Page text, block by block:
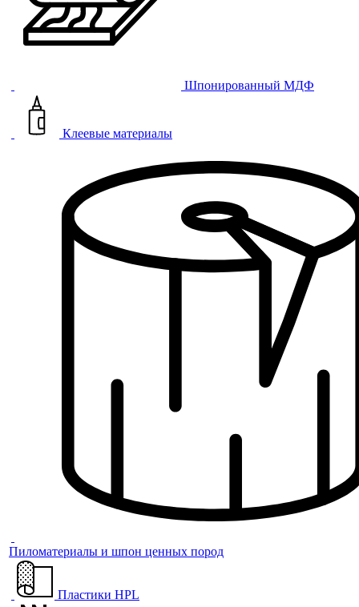
Шпонированный МДФ
Клеевые материалы
Пиломатериалы и шпон ценных пород
Пластики HPL